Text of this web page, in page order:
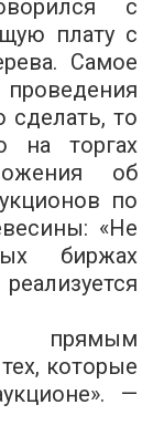
с
плату с
Самое
сделать, то
на торгах
об
по
«Не
биржах
прямым
которые
—